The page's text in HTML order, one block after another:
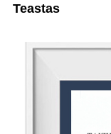
Teastas